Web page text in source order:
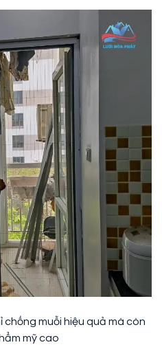
chống muỗi hiệu quả mà còn
mỹ cao